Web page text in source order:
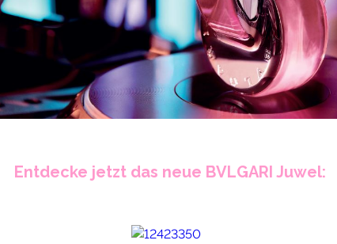
Entdecke jetzt das neue BVLGARI Juwel: